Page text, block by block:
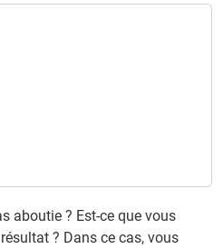
aboutie ? Est-ce que vous
? Dans ce cas, vous